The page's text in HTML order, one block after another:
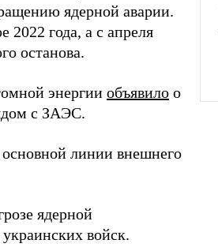
ядерной аварии.
2022 года, а с апреля
останова.
энергии объявило о
с ЗАЭС.
линии внешнего
ядерной
войск.